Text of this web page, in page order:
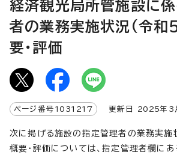
経済観光局所管施設に
者の業務実施状況(令和
要・評価
ページ番号 1031217 更新日 2025年3
次に掲げる施設の指定管理者の業務実
概要・評価については、指定管理者欄にあ